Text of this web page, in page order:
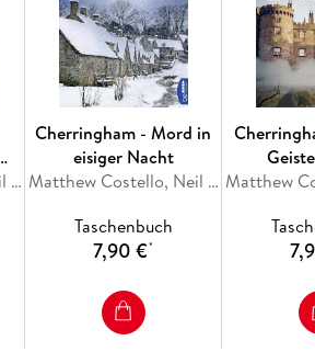
Matthew Costello, Neil Richards
Cherringham - Mord in
eisiger Nacht
Matthew Costello, Neil Richards
Taschenbuch
7,90 €*